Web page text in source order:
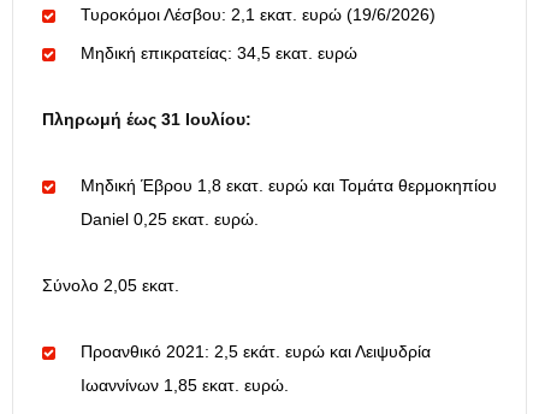
Τυροκόμοι Λέσβου: 2,1 εκατ. ευρώ (19/6/2026)
Μηδική επικρατείας: 34,5 εκατ. ευρώ
Πληρωμή έως 31 Ιουλίου:
Μηδική Έβρου 1,8 εκατ. ευρώ και Τομάτα θερμοκηπίου
Daniel 0,25 εκατ. ευρώ.
Σύνολο 2,05 εκατ.
Προανθικό 2021: 2,5 εκάτ. ευρώ και Λειψυδρία
Ιωαννίνων 1,85 εκατ. ευρώ.